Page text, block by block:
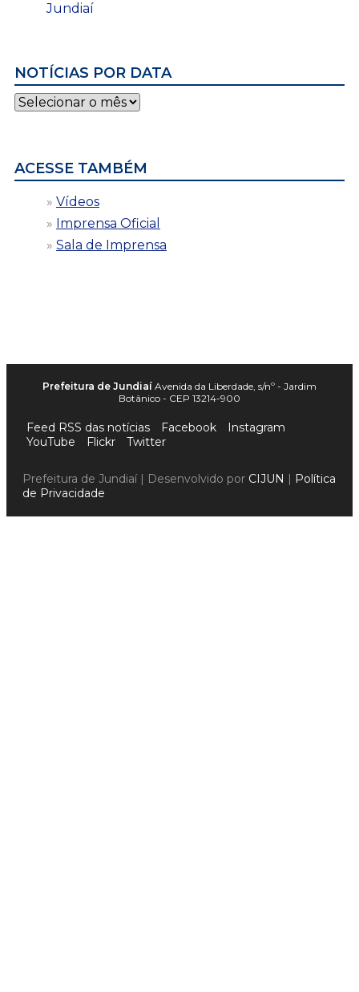
Jundiaí
NOTÍCIAS POR DATA
Notícias
por
ACESSE TAMBÉM
Vídeos
Imprensa Oficial
Sala de Imprensa
Prefeitura de Jundiaí Avenida da Liberdade, s/nº - Jardim
Botânico - CEP 13214-900
Feed RSS das notícias Facebook
Instagram
YouTube
Flickr Twitter
Prefeitura de Jundiaí | Desenvolvido por CIJUN | Política
de Privacidade